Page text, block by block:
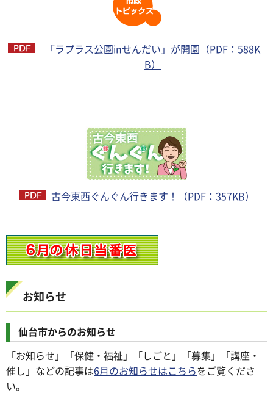
「ラプラス公園inせんだい」が開園（PDF：588K
B）
古今東西ぐんぐん行きます！（PDF：357KB）
お知らせ
仙台市からのお知らせ
「お知らせ」「保健・福祉」「しごと」「募集」「講座・
催し」などの記事は6月のお知らせはこちらをご覧くださ
い。